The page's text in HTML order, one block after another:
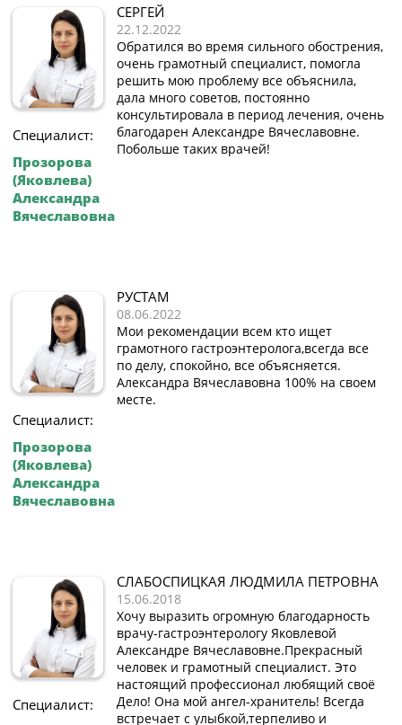
Специалист:
Прозорова
(Яковлева)
Александра
Вячеславовна
СЕРГЕЙ
22.12.2022
Обратился во время сильного обострения,
очень грамотный специалист, помогла
решить мою проблему все объяснила,
дала много советов, постоянно
консультировала в период лечения, очень
благодарен Александре Вячеславовне.
Побольше таких врачей!
Специалист:
Прозорова
(Яковлева)
Александра
Вячеславовна
РУСТАМ
08.06.2022
Мои рекомендации всем кто ищет
грамотного гастроэнтеролога,всегда все
по делу, спокойно, все объясняется.
Александра Вячеславовна 100% на своем
месте.
Специалист:
СЛАБОСПИЦКАЯ ЛЮДМИЛА ПЕТРОВНА
15.06.2018
Хочу выразить огромную благодарность
врачу-гастроэнтерологу Яковлевой
Александре Вячеславовне.Прекрасный
человек и грамотный специалист. Это
настоящий профессионал любящий своё
Дело! Она мой ангел-хранитель! Всегда
встречает с улыбкой,терпеливо и